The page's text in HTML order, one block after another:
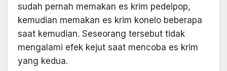
sudah pernah memakan es krim pedelpop,
kemudian memakan es krim konelo beberapa
saat kemudian. Seseorang tersebut tidak
mengalami efek kejut saat mencoba es krim
yang kedua.